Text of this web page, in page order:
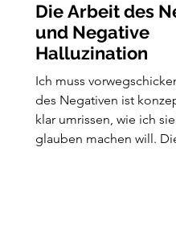
Die Arbeit des
und Negative
Halluzination
Ich muss
des Negativen ist
klar umrissen, wie ich
glauben machen will.